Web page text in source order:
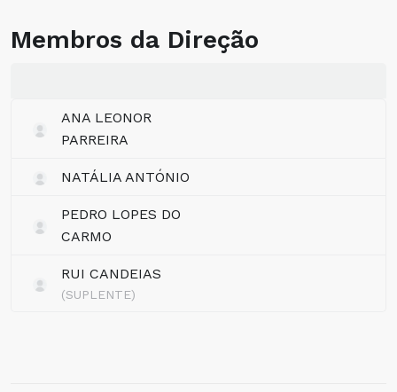
Membros da Direção
ANA LEONOR
PARREIRA
NATÁLIA ANTÓNIO
PEDRO LOPES DO
CARMO
RUI CANDEIAS
(SUPLENTE)